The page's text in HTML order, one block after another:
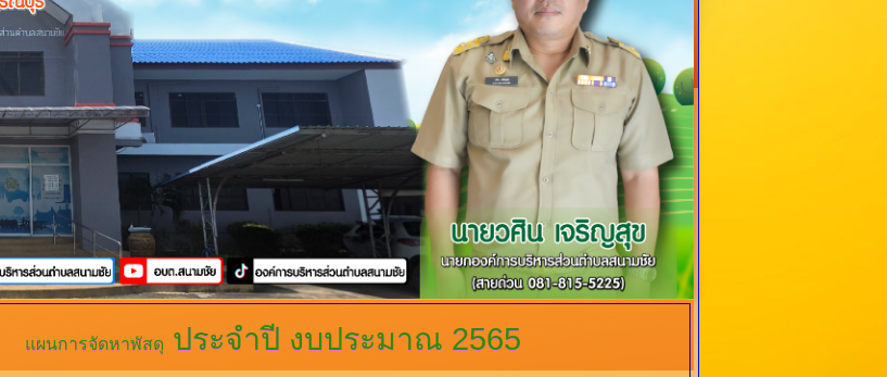
แผนการจัดหาพัสดุประจำปี งบประมาณ 2565